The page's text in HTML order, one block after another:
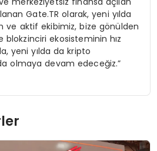
Gate.TR olarak, yeni yılda
ve aktif ekibimiz, bize gönülden
blokzinciri ekosisteminin hız
yeni yılda da kripto
olmaya devam edeceğiz.”